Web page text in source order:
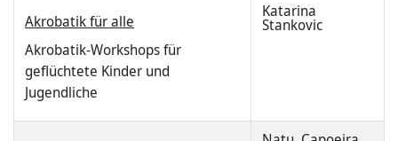
Akrobatik für alle
Akrobatik-Workshops für
geflüchtete Kinder und
Jugendliche
Katarina
Stankovic